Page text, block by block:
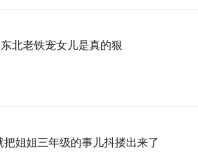
北老铁宠女儿是真的狠
姐姐三年级的事儿抖搂出来了